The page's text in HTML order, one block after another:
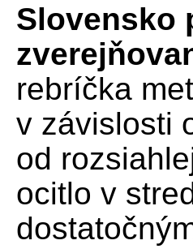
Slovensko
rebríčka
v závislosti
od
ocitlo v